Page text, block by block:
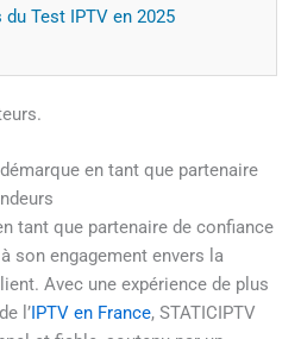
Test IPTV en 2025
en tant que partenaire
tant que partenaire de confiance
son engagement envers la
Avec une expérience de plus
l’IPTV en France, STATICIPTV